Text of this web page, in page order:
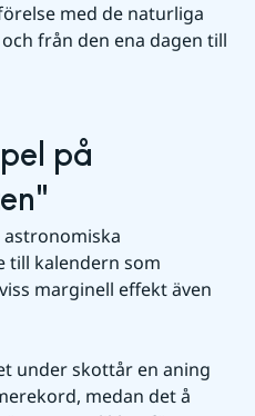
med de naturliga
från den ena dagen till
på
till kalendern som
marginell effekt även
under skottår en aning
medan det å